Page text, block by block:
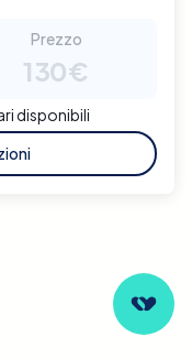
Prezzo
130€
disponibili